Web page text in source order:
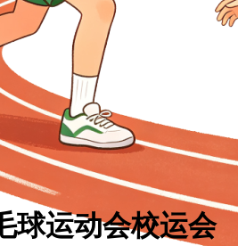
球运动会校运会